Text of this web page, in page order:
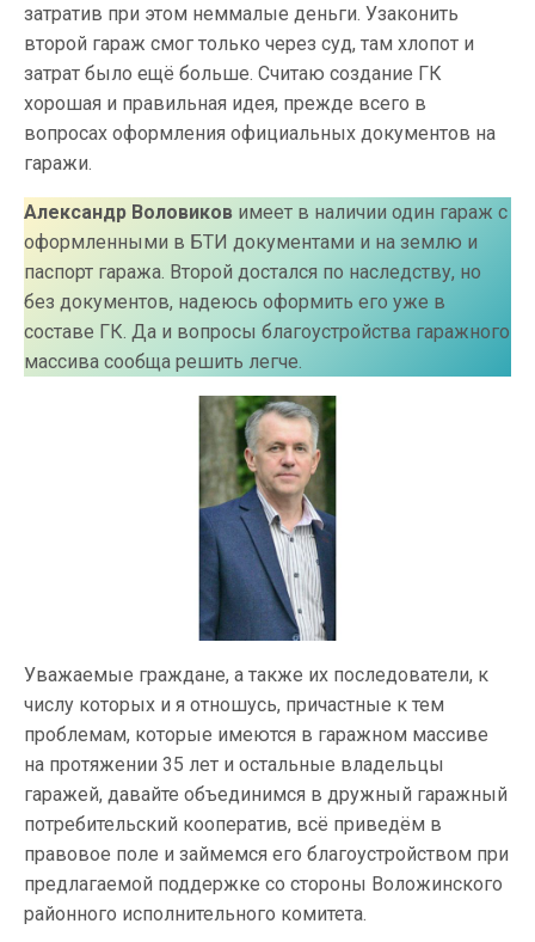
затратив при этом неммалые деньги. Узаконить
второй гараж смог только через суд, там хлопот и
затрат было ещё больше. Считаю создание ГК
хорошая и правильная идея, прежде всего в
вопросах оформления официальных документов на
гаражи.
Александр Воловиков имеет в наличии один гараж с
оформленными в БТИ документами и на землю и
паспорт гаража. Второй достался по наследству, но
без документов, надеюсь оформить его уже в
составе ГК. Да и вопросы благоустройства гаражного
массива сообща решить легче.
Уважаемые граждане, а также их последователи, к
числу которых и я отношусь, причастные к тем
проблемам, которые имеются в гаражном массиве
на протяжении 35 лет и остальные владельцы
гаражей, давайте объединимся в дружный гаражный
потребительский кооператив, всё приведём в
правовое поле и займемся его благоустройством при
предлагаемой поддержке со стороны Воложинского
районного исполнительного комитета.